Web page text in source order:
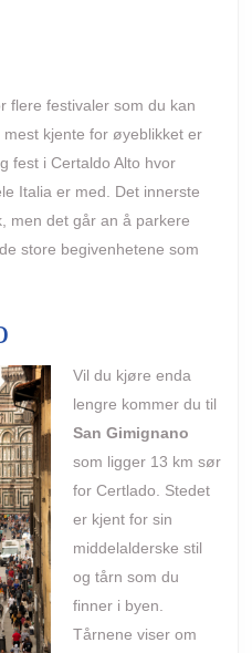
flere festivaler som du kan
kjente for øyeblikket er
fest i Certaldo Alto hvor
Italia er med. Det innerste
men det går an å parkere
store begivenhetene som
Vil du kjøre enda
lengre kommer du til
San Gimignano
som ligger 13 km sør
for Certlado. Stedet
er kjent for sin
middelalderske stil
og tårn som du
finner i byen.
Tårnene viser om